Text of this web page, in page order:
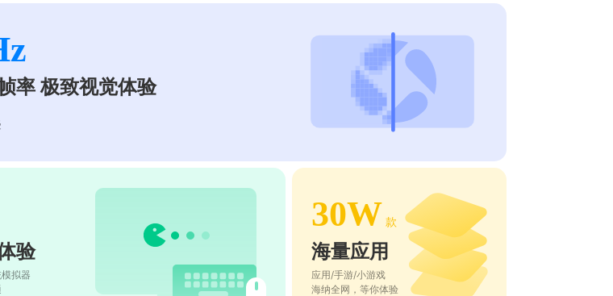
率 极致视觉体验
验
拟器
30W 款
海量应用
应用/手游/小游戏
海纳全网，等你体验